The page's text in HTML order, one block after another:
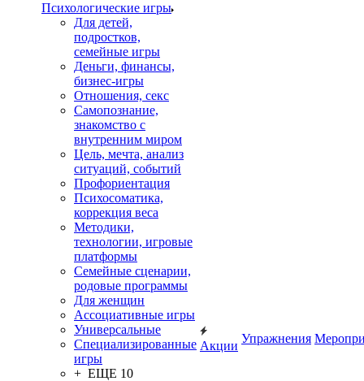
Психологические игры
Для детей,
подростков,
семейные игры
Деньги, финансы,
бизнес-игры
Отношения, секс
Самопознание,
знакомство с
внутренним миром
Цель, мечта, анализ
ситуаций, событий
Профориентация
Психосоматика,
коррекция веса
Методики,
технологии, игровые
платформы
Семейные сценарии,
родовые программы
Для женщин
Ассоциативные игры
Универсальные
Специализированные
игры
+ ЕЩЕ 10
Акции
Упражнения